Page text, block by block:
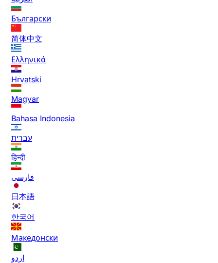
Български
简体中文
Ελληνικά
Hrvatski
Magyar
Bahasa Indonesia
עברית
हिन्दी
فارسی
日本語
한국어
Македонски
اردو